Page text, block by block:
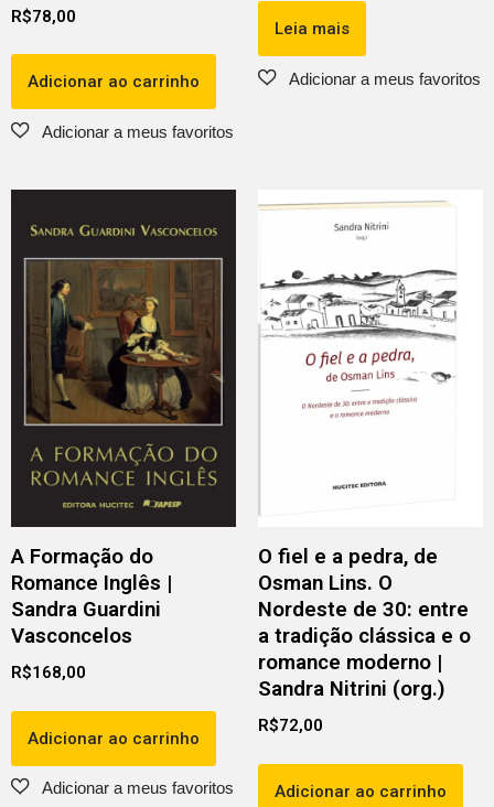
R$78,00
Adicionar ao carrinho
Leia mais
A Formação do
Romance Inglês |
Sandra Guardini
Vasconcelos
R$168,00
Adicionar ao carrinho
O fiel e a pedra, de
Osman Lins. O
Nordeste de 30: entre
a tradição clássica e o
romance moderno |
Sandra Nitrini (org.)
R$72,00
Adicionar ao carrinho